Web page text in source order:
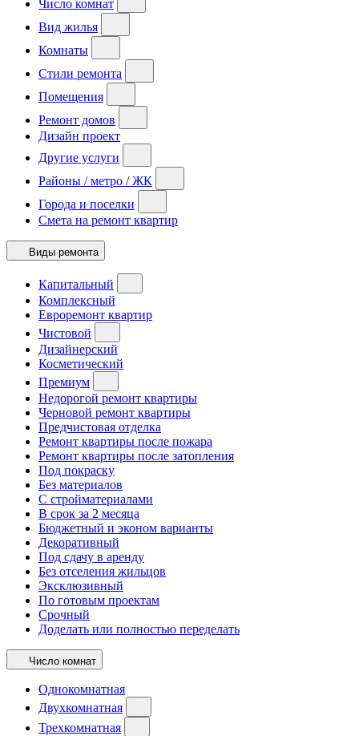
Число комнат
Вид жилья
Комнаты
Стили ремонта
Помещения
Ремонт домов
Дизайн проект
Другие услуги
Районы / метро / ЖК
Города и поселки
Смета на ремонт квартир
Виды ремонта
Капитальный
Комплексный
Евроремонт квартир
Чистовой
Дизайнерский
Косметический
Премиум
Недорогой ремонт квартиры
Черновой ремонт квартиры
Предчистовая отделка
Ремонт квартиры после пожара
Ремонт квартиры после затопления
Под покраску
Без материалов
С стройматериалами
В срок за 2 месяца
Бюджетный и эконом варианты
Декоративный
Под сдачу в аренду
Без отселения жильцов
Эксклюзивный
По готовым проектам
Срочный
Доделать или полностью переделать
Число комнат
Однокомнатная
Двухкомнатная
Трехкомнатная